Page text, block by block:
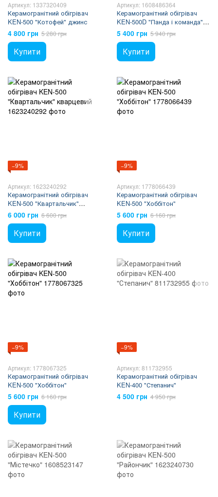
Артикул: 1337320409
Керамогранітний обігрівач
KEN-500 "Котофей" джинс
4 800 грн 5 280 грн
Купити
Артикул: 1608486364
Керамогранітний обігрівач
KEN-500D "Панда і команда"
кварцевий
5 400 грн 5 940 грн
Купити
−9%
Артикул: 1623240292
Керамогранітний обігрівач
KEN-500 "Квартальчик"
кварцевий
6 000 грн 6 600 грн
Купити
−9%
Артикул: 1778066439
Керамогранітний обігрівач
KEN-500 "Хоббітон"
5 600 грн 6 160 грн
Купити
−9%
Артикул: 1778067325
Керамогранітний обігрівач
KEN-500 "Хоббітон"
5 600 грн 6 160 грн
Купити
−9%
Артикул: 811732955
Керамогранітний обігрівач
KEN-400 "Степанич"
4 500 грн 4 950 грн